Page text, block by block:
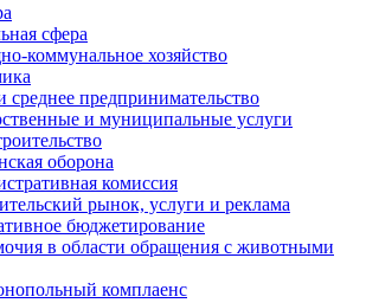
сфера
коммунальное хозяйство
среднее предпринимательство
и муниципальные услуги
оборона
комиссия
рынок, услуги и реклама
бюджетирование
в области обращения с животными
комплаенс